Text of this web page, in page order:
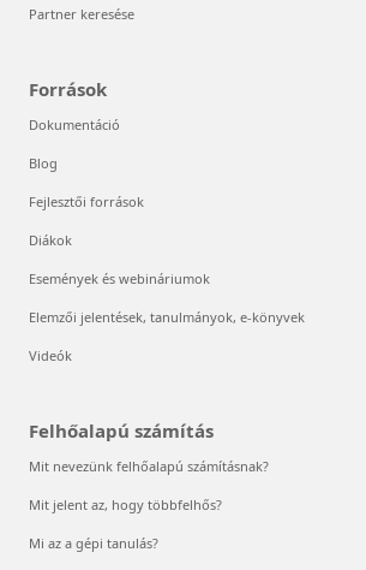
Partner keresése
Források
Dokumentáció
Blog
Fejlesztői források
Diákok
Események és webináriumok
Elemzői jelentések, tanulmányok, e-könyvek
Videók
Felhőalapú számítás
Mit nevezünk felhőalapú számításnak?
Mit jelent az, hogy többfelhős?
Mi az a gépi tanulás?